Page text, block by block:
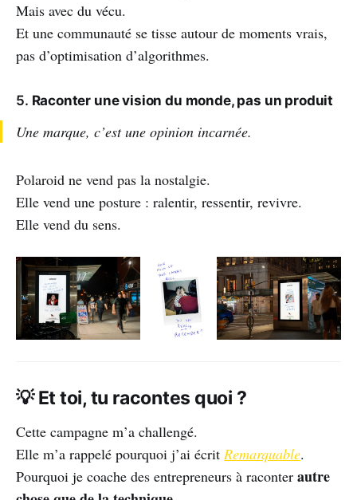
Mais avec du vécu.
Et une communauté se tisse autour de moments vrais,
pas d’optimisation d’algorithmes.
5. Raconter une vision du monde, pas un produit
Une marque, c’est une opinion incarnée.
Polaroid ne vend pas la nostalgie.
Elle vend une posture : ralentir, ressentir, revivre.
Elle vend du sens.
💡 Et toi, tu racontes quoi ?
Cette campagne m’a challengé.
Elle m’a rappelé pourquoi j’ai écrit Remarquable.
Pourquoi je coache des entrepreneurs à raconter autre